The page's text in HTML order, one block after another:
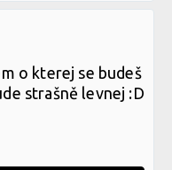
o kterej se budeš
strašně levnej :D